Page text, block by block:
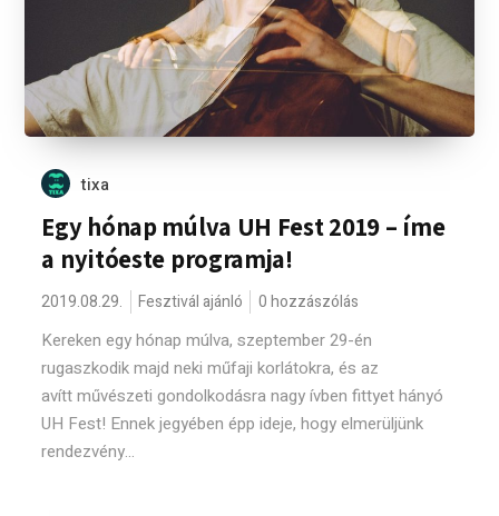
tixa
Egy hónap múlva UH Fest 2019 – íme
a nyitóeste programja!
2019.08.29. Fesztivál ajánló 0 hozzászólás
Kereken egy hónap múlva, szeptember 29-én
rugaszkodik majd neki műfaji korlátokra, és az
avítt művészeti gondolkodásra nagy ívben fittyet hányó
UH Fest! Ennek jegyében épp ideje, hogy elmerüljünk
rendezvény...